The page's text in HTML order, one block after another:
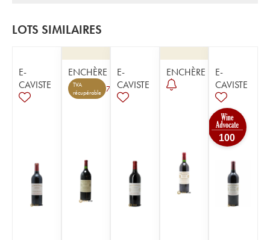
LOTS SIMILAIRES
E-
CAVISTE
ENCHÈRE
TVA
récupérable
7
E-
CAVISTE
ENCHÈRE
E-
CAVISTE
100